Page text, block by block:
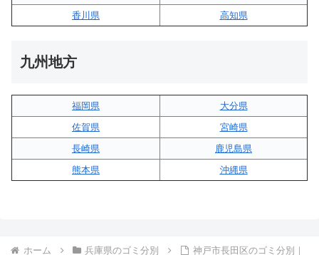
香川県
高知県
九州地方
福岡県
大分県
佐賀県
宮崎県
長崎県
鹿児島県
熊本県
沖縄県
ホーム 兵庫県のゴミ分別 神戸市長田区のゴミ分別｜